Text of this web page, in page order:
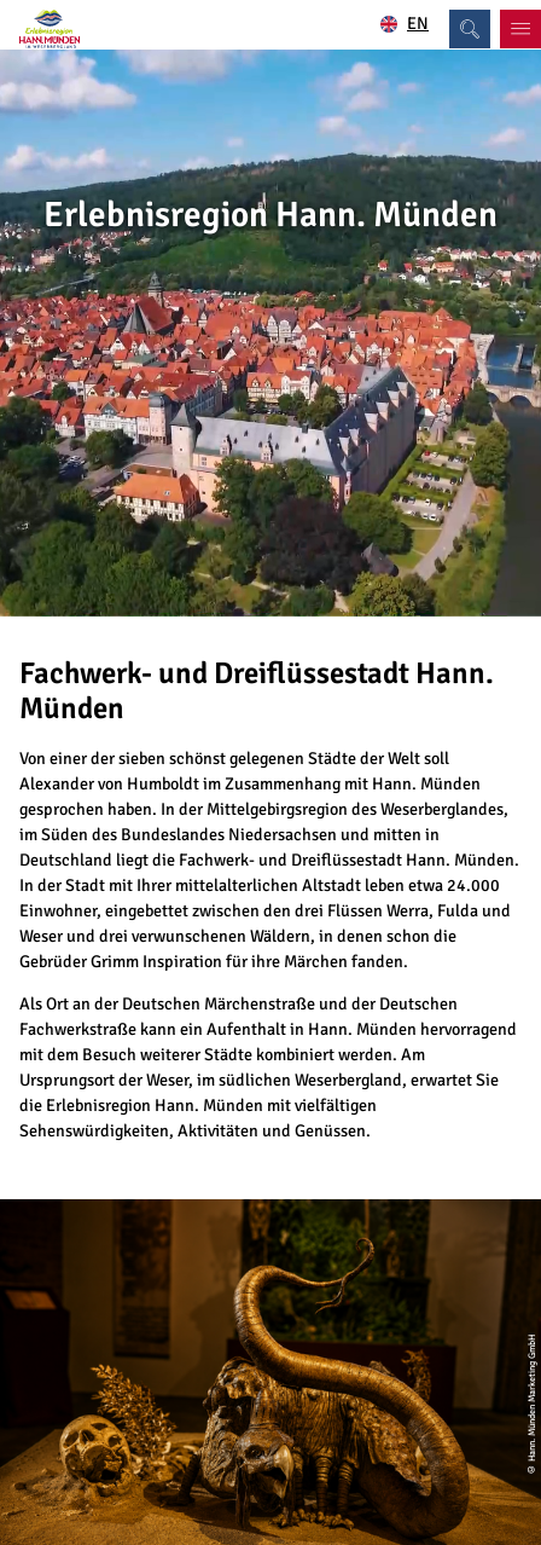
EN
Erlebnisregion Hann. Münden
Fachwerk- und Dreiflüssestadt Hann.
Münden
Von einer der sieben schönst gelegenen Städte der Welt soll
Alexander von Humboldt im Zusammenhang mit Hann. Münden
gesprochen haben. In der Mittelgebirgsregion des Weserberglandes,
im Süden des Bundeslandes Niedersachsen und mitten in
Deutschland liegt die Fachwerk- und Dreiflüssestadt Hann. Münden.
In der Stadt mit Ihrer mittelalterlichen Altstadt leben etwa 24.000
Einwohner, eingebettet zwischen den drei Flüssen Werra, Fulda und
Weser und drei verwunschenen Wäldern, in denen schon die
Gebrüder Grimm Inspiration für ihre Märchen fanden.
Als Ort an der Deutschen Märchenstraße und der Deutschen
Fachwerkstraße kann ein Aufenthalt in Hann. Münden hervorragend
mit dem Besuch weiterer Städte kombiniert werden. Am
Ursprungsort der Weser, im südlichen Weserbergland, erwartet Sie
die Erlebnisregion Hann. Münden mit vielfältigen
Sehenswürdigkeiten, Aktivitäten und Genüssen.
© Hann. Münden Marketing GmbH